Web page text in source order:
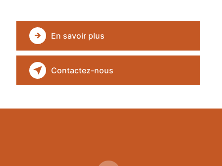
En savoir plus
Contactez-nous